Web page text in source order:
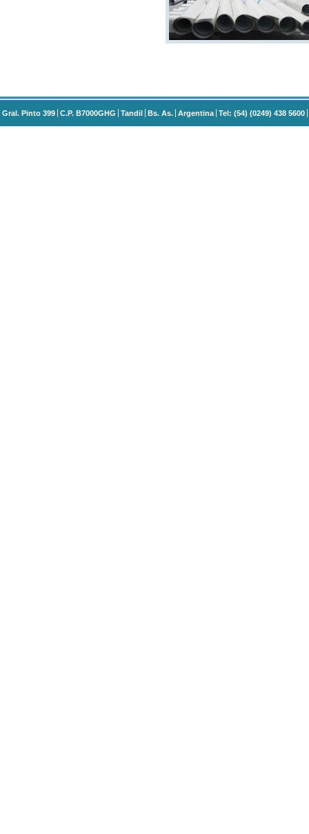
Gral. Pinto 399 C.P. B7000GHG Tandil Bs. As. Argentina Tel: (54) (0249) 438 5600